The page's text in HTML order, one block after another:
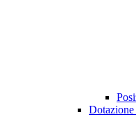
Dotazione